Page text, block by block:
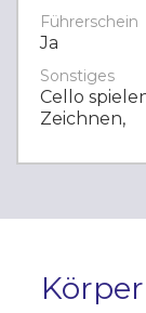
Führerschein
Ja
Sonstiges
Cello
Zeichnen,